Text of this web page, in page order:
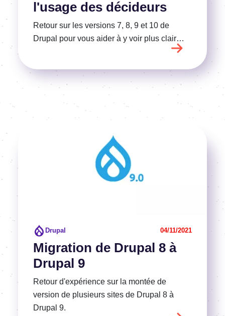
l'usage des décideurs
Retour sur les versions 7, 8, 9 et 10 de
Drupal pour vous aider à y voir plus clair…
Migration de Drupal 8 à
Drupal 9
Drupal 04/11/2021
Retour d'expérience sur la montée de
version de plusieurs sites de Drupal 8 à
Drupal 9.
Image